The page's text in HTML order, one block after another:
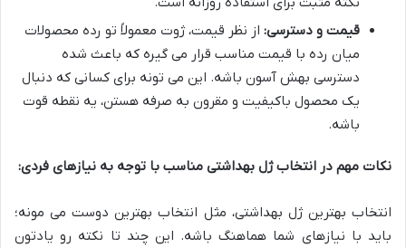
قیمت و دسترسی: از نظر قیمت، ژوت معمولاً تو رده محصولات
میان رده با قیمت مناسب قرار می گیره که باعث شده
دسترسی بهش آسون باشه. این می تونه برای کسانی که دنبال
یک محصول باکیفیت و مقرون به صرفه هستن، یه نقطه قوت
باشه.
نکات مهم در انتخاب ژل بهداشتی مناسب با توجه به نیازهای فردی:
انتخاب بهترین ژل بهداشتی، مثل انتخاب بهترین دوست می مونه؛
باید با نیازهای شما هماهنگ باشه. این چند تا نکته رو یادتون